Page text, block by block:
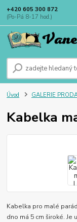
+420 605 300 872
(Po-Pá 8-17 hod.)
Úvod GALERIE
Kabelka
Kabelka pro malé
dno má 5 cm široké. Je